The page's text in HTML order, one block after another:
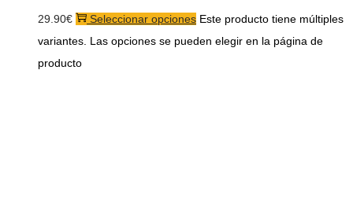
29.90€ Seleccionar opciones Este producto tiene múltiples
variantes. Las opciones se pueden elegir en la página de
producto